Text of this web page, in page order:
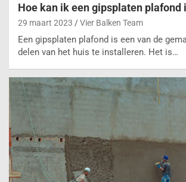
Hoe kan ik een gipsplaten plafond
29 maart 2023 Vier Balken Team
Een gipsplaten plafond is een van de
delen van het huis te installeren. Het is…